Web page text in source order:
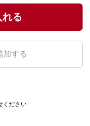
加する
ください